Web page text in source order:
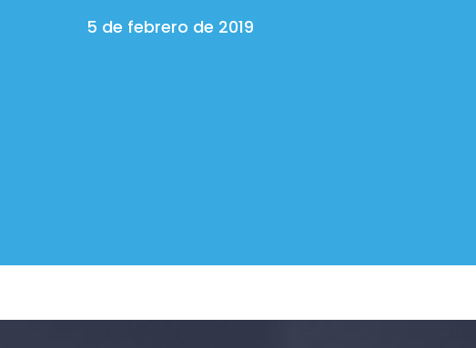
5 de febrero de 2019